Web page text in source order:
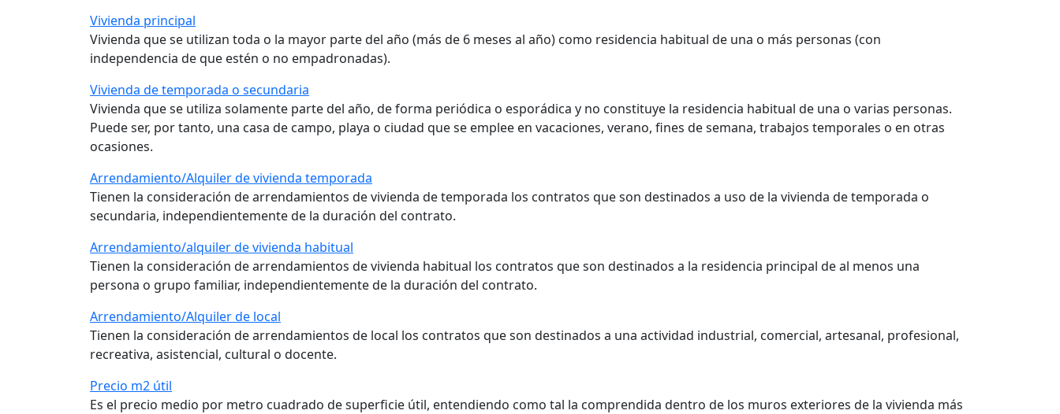
Vivienda principal
Vivienda que se utilizan toda o la mayor parte del año (más de 6 meses al año) como residencia habitual de una o más personas (con
independencia de que estén o no empadronadas).
Vivienda de temporada o secundaria
Vivienda que se utiliza solamente parte del año, de forma periódica o esporádica y no constituye la residencia habitual de una o varias personas.
Puede ser, por tanto, una casa de campo, playa o ciudad que se emplee en vacaciones, verano, fines de semana, trabajos temporales o en otras
ocasiones.
Arrendamiento/Alquiler de vivienda temporada
Tienen la consideración de arrendamientos de vivienda de temporada los contratos que son destinados a uso de la vivienda de temporada o
secundaria, independientemente de la duración del contrato.
Arrendamiento/alquiler de vivienda habitual
Tienen la consideración de arrendamientos de vivienda habitual los contratos que son destinados a la residencia principal de al menos una
persona o grupo familiar, independientemente de la duración del contrato.
Arrendamiento/Alquiler de local
Tienen la consideración de arrendamientos de local los contratos que son destinados a una actividad industrial, comercial, artesanal, profesional,
recreativa, asistencial, cultural o docente.
Precio m2 útil
Es el precio medio por metro cuadrado de superficie útil, entendiendo como tal la comprendida dentro de los muros exteriores de la vivienda más